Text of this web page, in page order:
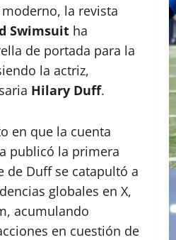
la revista
Swimsuit ha
de portada para la
la actriz,
Hilary Duff.
en que la cuenta
publicó la primera
de Duff se catapultó a
globales en X,
acumulando
en cuestión de